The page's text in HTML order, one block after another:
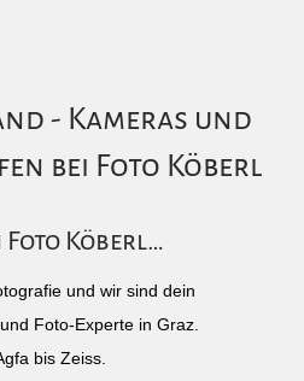
- Kameras und
bei Foto Köberl
Köberl…
und wir sind dein
Foto-Experte in Graz.
bis Zeiss.